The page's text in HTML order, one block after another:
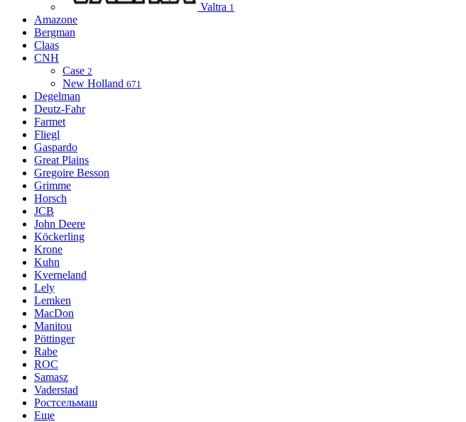
Valtra 1
Amazone
Bergman
Claas
CNH
Case 2
New Holland 671
Degelman
Deutz-Fahr
Farmet
Fliegl
Gaspardo
Great Plains
Gregoire Besson
Grimme
Horsch
JCB
John Deere
Köckerling
Krone
Kuhn
Kverneland
Lely
Lemken
MacDon
Manitou
Pöttinger
Rabe
ROC
Samasz
Vaderstad
Ростсельмаш
Еще